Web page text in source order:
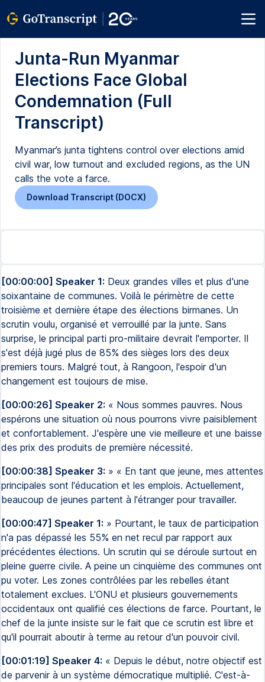
Junta-Run Myanmar
Elections Face Global
Condemnation (Full
Transcript)
Myanmar’s junta tightens control over elections amid
civil war, low turnout and excluded regions, as the UN
calls the vote a farce.
Download Transcript (DOCX)
[00:00:00] Speaker 1: Deux grandes villes et plus d'une
soixantaine de communes. Voilà le périmètre de cette
troisième et dernière étape des élections birmanes. Un
scrutin voulu, organisé et verrouillé par la junte. Sans
surprise, le principal parti pro-militaire devrait l'emporter. Il
s'est déjà jugé plus de 85% des sièges lors des deux
premiers tours. Malgré tout, à Rangoon, l'espoir d'un
changement est toujours de mise.
[00:00:26] Speaker 2: « Nous sommes pauvres. Nous
espérons une situation où nous pourrons vivre paisiblement
et confortablement. J'espère une vie meilleure et une baisse
des prix des produits de première nécessité.
[00:00:38] Speaker 3: » « En tant que jeune, mes attentes
principales sont l'éducation et les emplois. Actuellement,
beaucoup de jeunes partent à l'étranger pour travailler.
[00:00:47] Speaker 1: » Pourtant, le taux de participation
n'a pas dépassé les 55% en net recul par rapport aux
précédentes élections. Un scrutin qui se déroule surtout en
pleine guerre civile. A peine un cinquième des communes ont
pu voter. Les zones contrôlées par les rebelles étant
totalement exclues. L'ONU et plusieurs gouvernements
occidentaux ont qualifié ces élections de farce. Pourtant, le
chef de la junte insiste sur le fait que ce scrutin est libre et
qu'il pourrait aboutir à terme au retour d'un pouvoir civil.
[00:01:19] Speaker 4: « Depuis le début, notre objectif est
de parvenir à un système démocratique multiplié. C'est-à-